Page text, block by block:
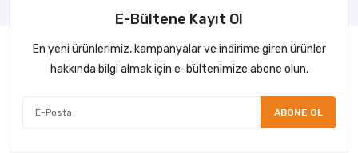
E-Bültene Kayıt Ol
En yeni ürünlerimiz, kampanyalar ve indirime giren ürünler
hakkında bilgi almak için e-bültenimize abone olun.
ABONE OL